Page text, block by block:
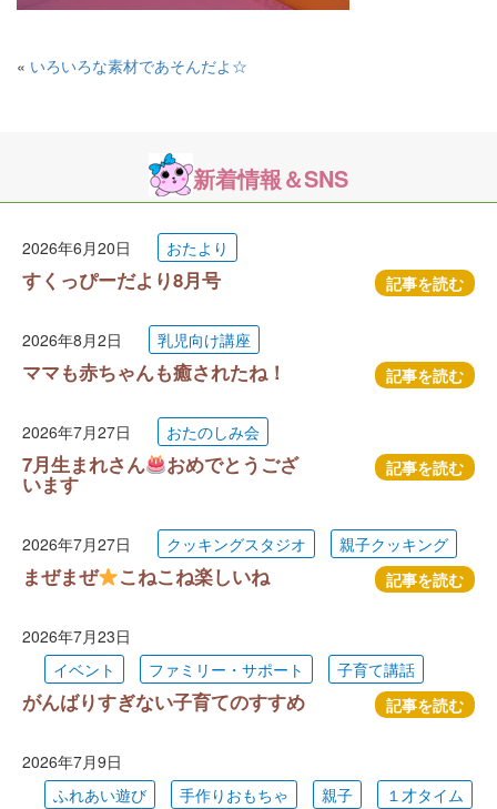
« いろいろな素材であそんだよ☆
新着情報＆SNS
2026年6月20日 おたより
すくっぴーだより8月号 記事を読む
2026年8月2日 乳児向け講座
ママも赤ちゃんも癒されたね！ 記事を読む
2026年7月27日 おたのしみ会
7月生まれさん おめでとうござ
います
記事を読む
2026年7月27日 クッキングスタジオ 親子クッキング
まぜまぜ こねこね楽しいね 記事を読む
2026年7月23日
イベント
ファミリー・サポート 子育て講話
がんばりすぎない子育てのすすめ 記事を読む
2026年7月9日
ふれあい遊び
手作りおもちゃ 親子 １才タイム